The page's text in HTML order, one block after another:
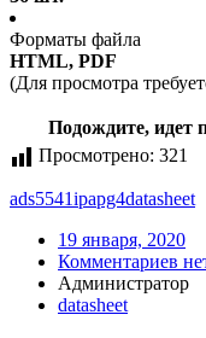
Форматы файла
HTML, PDF
(Для просмотра
Подождите, идет
Просмотрено: 321
ads5541ipapg4datasheet
19 января, 2020
Комментариев
Администратор
datasheet